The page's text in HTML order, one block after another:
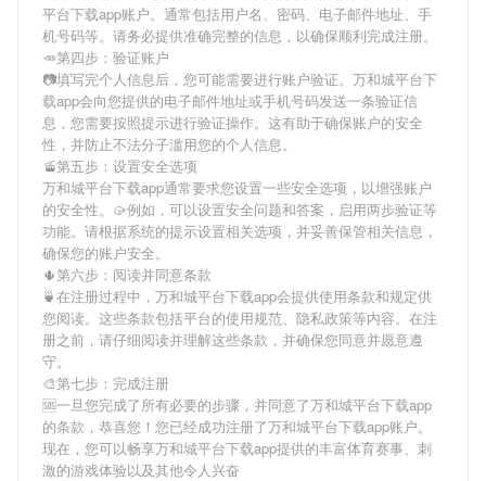
平台下载app账户。通常包括用户名、密码、电子邮件地址、手
机号码等。请务必提供准确完整的信息，以确保顺利完成注册。
🥕第四步：验证账户
📷填写完个人信息后，您可能需要进行账户验证。 万和城平台下
载app会向您提供的电子邮件地址或手机号码发送一条验证信
息，您需要按照提示进行验证操作。这有助于确保账户的安全
性，并防止不法分子滥用您的个人信息。
🚡第五步：设置安全选项
万和城平台下载app通常要求您设置一些安全选项，以增强账户
的安全性。🥠例如，可以设置安全问题和答案，启用两步验证等
功能。请根据系统的提示设置相关选项，并妥善保管相关信息，
确保您的账户安全。
🌵第六步：阅读并同意条款
🍵在注册过程中， 万和城平台下载app会提供使用条款和规定供
您阅读。这些条款包括平台的使用规范、隐私政策等内容。在注
册之前，请仔细阅读并理解这些条款，并确保您同意并愿意遵
守。
🎨第七步：完成注册
🆘一旦您完成了所有必要的步骤，并同意了万和城平台下载app
的条款，恭喜您！您已经成功注册了万和城平台下载app账户。
现在，您可以畅享万和城平台下载app提供的丰富体育赛事、刺
激的游戏体验以及其他令人兴奋